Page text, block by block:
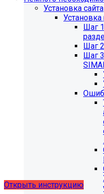
Обновления в
Для готовых решений,
SF4: Сведения об
выпущено обновление
разделе "Педагогический
можно разместить
Открыть инструкцию
Установка сайта
Шаг
Шаг
Шаг
SIMAI